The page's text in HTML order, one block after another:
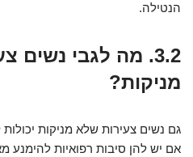
הנטילה.
3.2. מה לגבי נשים
מניקות?
גם נשים צעירות שלא מניקות
אם יש להן סיבות רפואיות להימנע